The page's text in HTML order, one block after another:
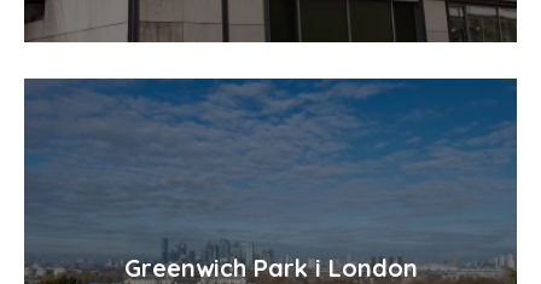
Greenwich Park i London